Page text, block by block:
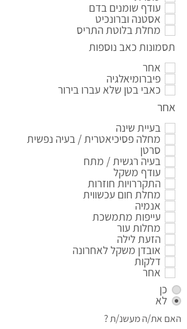
עודף שומנים בדם
אסטנה וברונכיט
מחלת בלוטת התריס
תסמונות כאב נוספות
אחר
פיברומיאלגיה
כאבי בטן שלא עברו בירור
אחר
בעיית שינה
מחלה פסיכיאטרית / בעיה נפשית
סרטן
בעיה רגשית / מתח
עודף משקל
התקררויות חוזרות
מחלת חום עכשווית
אנמיה
עייפות מתמשכת
מחלות עור
הזעת לילה
אובדן משקל לאחרונה
דלקות
אחר
כן
לא
האם את/ה מעשנ/ת ?